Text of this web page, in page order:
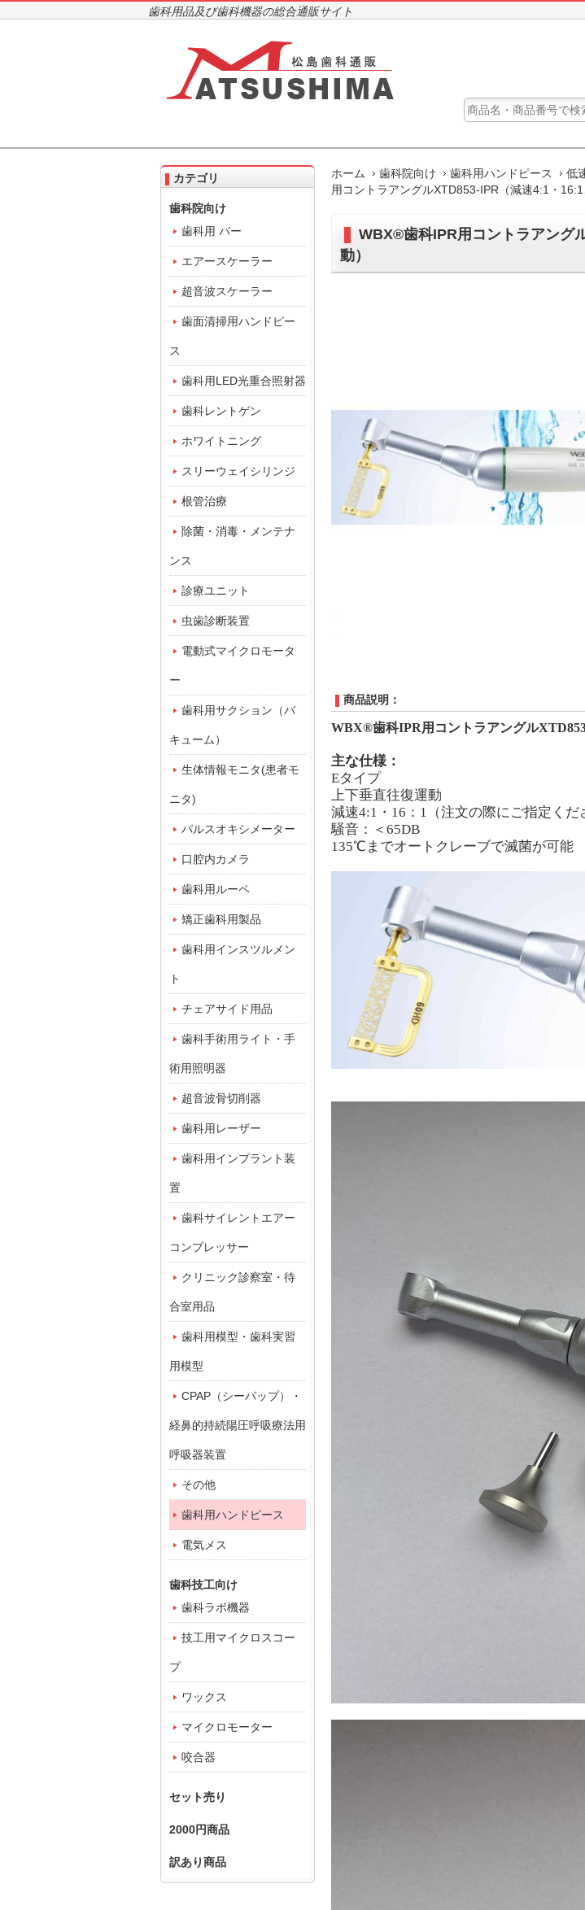
歯科用品及び歯科機器の総合通販サイト
ホーム 歯科院向け 歯科用ハンドピース 低
用コントラアングルXTD853-IPR（減速4:1・16:1
WBX®歯科IPR用コントラアング
動）
商品説明：
WBX®歯科IPR用コントラアングル
主な仕様：
Eタイプ
上下垂直往復運動
減速4:1 ・ 16：1 （注文の際にご指定くだ
騒音：＜ 65DB
135℃までオートクレーブで滅菌が可能
カテゴリ
歯科院向け
歯科用 バー
エアースケーラー
超音波スケーラー
歯面清掃用ハンドピー
ス
歯科用LED光重合照射器
歯科レントゲン
ホワイトニング
スリーウェイシリンジ
根管治療
除菌・消毒・メンテナ
ンス
診療ユニット
虫歯診断装置
電動式マイクロモータ
ー
歯科用サクション（バ
キューム）
生体情報モニタ(患者モ
ニタ)
パルスオキシメーター
口腔内カメラ
歯科用ルーペ
矯正歯科用製品
歯科用インスツルメン
ト
チェアサイド用品
歯科手術用ライト・手
術用照明器
超音波骨切削器
歯科用レーザー
歯科用インプラント装
置
歯科サイレントエアー
コンプレッサー
クリニック診察室・待
合室用品
歯科用模型・歯科実習
用模型
CPAP（シーパップ）・
経鼻的持続陽圧呼吸療法用
呼吸器装置
その他
歯科用ハンドピース
電気メス
歯科技工向け
歯科ラボ機器
技工用マイクロスコー
プ
ワックス
マイクロモーター
咬合器
セット売り
2000円商品
訳あり商品